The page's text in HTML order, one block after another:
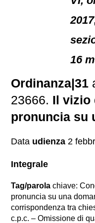
16
Ordinanza|31
23666. Il vizio
pronuncia su
Data udienza 2
Integrale
Tag/parola chiave:
pronuncia su una
corrispondenza tra
c.p.c. – Omissione di